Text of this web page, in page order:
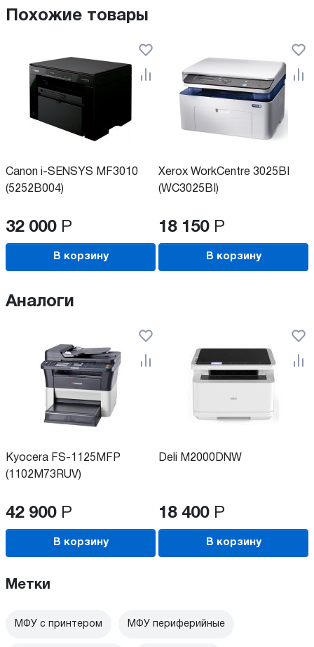
Похожие товары
Canon i-SENSYS MF3010
(5252B004)
32 000 Р
В корзину
Xerox WorkCentre 3025BI
(WC3025BI)
18 150 Р
В корзину
Аналоги
Kyocera FS-1125MFP
(1102M73RUV)
42 900 Р
В корзину
Deli M2000DNW
18 400 Р
В корзину
Метки
МФУ с принтером МФУ периферийные